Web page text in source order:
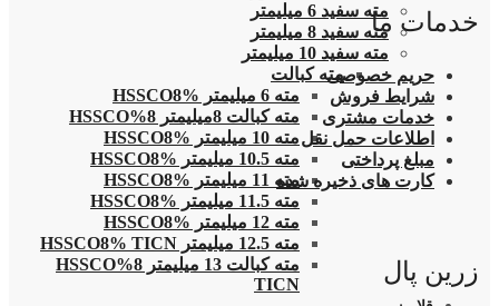
مته سفید 6 میلیمتر
مته سفید 8 میلیمتر
مته سفید 10 میلیمتر
مته کبالت
مته 6 میلیمتر HSSCO8%
مته کبالت 8میلیمتر 8%HSSCO
مته 10 میلیمتر HSSCO8%
مته 10.5 میلیمتر HSSCO8%
مته 11 میلیمتر HSSCO8%
مته 11.5 میلیمتر HSSCO8%
مته 12 میلیمتر HSSCO8%
مته 12.5 میلیمتر HSSCO8% TICN
مته کبالت 13 میلیمتر 8%HSSCO
TICN
خدمات ما
حریم خصوصی
شرایط فروش
خدمات مشتری
اطلاعات حمل نقل
مبلغ پرداختی
کارت های ذخیره شده
زرین پال